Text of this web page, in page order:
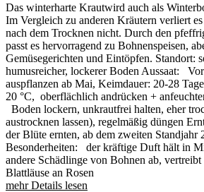
Das winterharte Krautwird auch als
Im Vergleich zu anderen Kräutern verliert
nach dem Trocknen nicht. Durch den
passt es hervorragend zu Bohnenspeisen,
Gemüsegerichten und Eintöpfen. Standort:
humusreicher, lockerer Boden Aussaat:
auspflanzen ab Mai, Keimdauer: 20-28
20 °C, oberflächlich andrücken +
Boden lockern, unkrautfrei halten, eher
austrocknen lassen), regelmäßig düngen
der Blüte ernten, ab dem zweiten Standjahr
Besonderheiten: der kräftige Duft hält in
andere Schädlinge von Bohnen ab,
Blattläuse an Rosen
mehr Details lesen